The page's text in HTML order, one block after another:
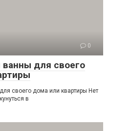
0
для своего
своего дома или квартиры Нет
в